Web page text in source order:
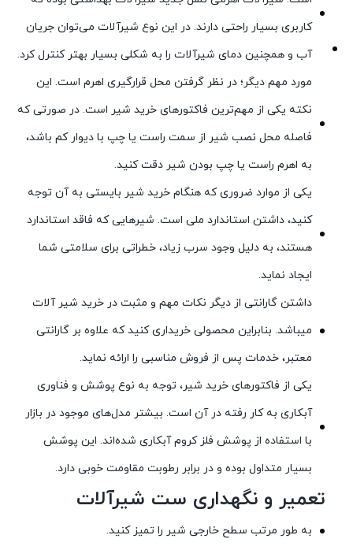
کاربری بسیار راحتی دارند. در این نوع شیرآلات می‌توان جریان
آب و همچنین دمای شیرآلات را به شکلی بسیار بهتر کنترل کرد.
مورد مهم دیگر؛ در نظر گرفتن محل قرارگیری اهرم است. این
نکته یکی از مهم‌ترین فاکتورهای خرید شیر است. در صورتی که
فاصله محل نصب شیر از سمت راست یا چپ با دیوار کم باشد،
به اهرم راست یا چپ بودن شیر دقت کنید.
یکی از موارد ضروری که هنگام خرید شیر بایستی به آن توجه
کنید، داشتن استاندارد ملی است. شیرهایی که فاقد استاندارد
هستند، به دلیل وجود سرب زیاد، خطراتی برای سلامتی شما
ایجاد نماید.
داشتن گارانتی از دیگر نکات مهم و مثبت در خرید شیر آلات
میباشد. بنابراین محصولی خریداری کنید که علاوه بر گارانتی
معتبر، خدمات پس از فروش مناسبی را ارائه نماید.
یکی از فاکتورهای خرید شیر، توجه به نوع پوشش و فناوری
آبکاری به کار رفته در آن است. بیشتر مدل‌های موجود در بازار
با استفاده از پوشش فلز کروم آبکاری شده‌اند. این پوشش
بسیار متداول بوده و در برابر رطوبت مقاومت خوبی دارد.
تعمیر و نگهداری ست شیرآلات
به طور مرتب سطح خارجی شیر را تمیز کنید.